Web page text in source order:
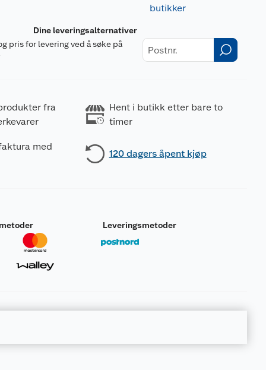
butikker
Dine leveringsalternativer
pris for levering ved å søke på
fra
Hent i butikk etter bare to
timer
med
120 dagers åpent kjøp
Leveringsmetoder